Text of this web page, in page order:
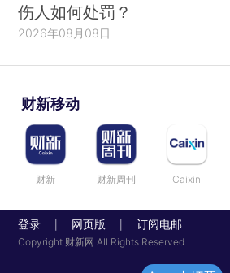
伤人如何处罚？
2026年08月08日
财新移动
财新 财新周刊 Caixin
登录 网页版 订阅电邮
Copyright 财新网 All Rights Reserved